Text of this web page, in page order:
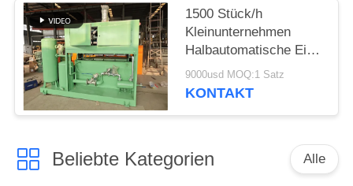
Recyclingpapierinput
für eine effiziente
Herstellung von
1500 Stück/h
Kleinunternehmen
Halbautomatische Eier-
Tray-Maschine / Apple-
Tray-Making-Maschine
Aluminium-Formen
9000usd MOQ:1 Satz
KONTAKT
Beliebte Kategorien Alle